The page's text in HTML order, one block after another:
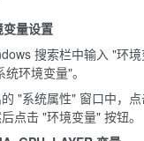
量设置
搜索栏中输入 "环
环境变量"。
"系统属性" 窗口中，
点击 "环境变量" 按钮。